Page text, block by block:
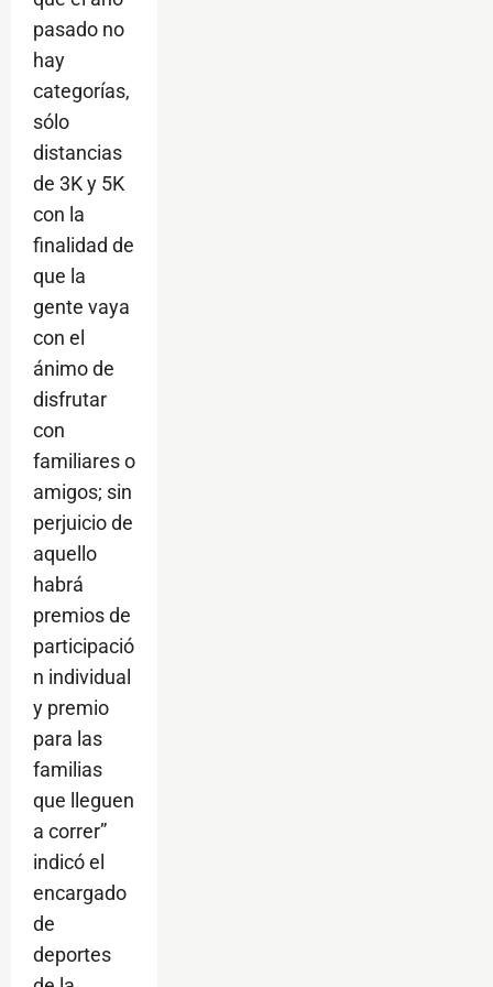
pasado no
hay
categorías,
sólo
distancias
de 3K y 5K
con la
finalidad de
que la
gente vaya
con el
ánimo de
disfrutar
con
familiares o
amigos; sin
perjuicio de
aquello
habrá
premios de
participació
n individual
y premio
para las
familias
que lleguen
a correr”
indicó el
encargado
de
deportes